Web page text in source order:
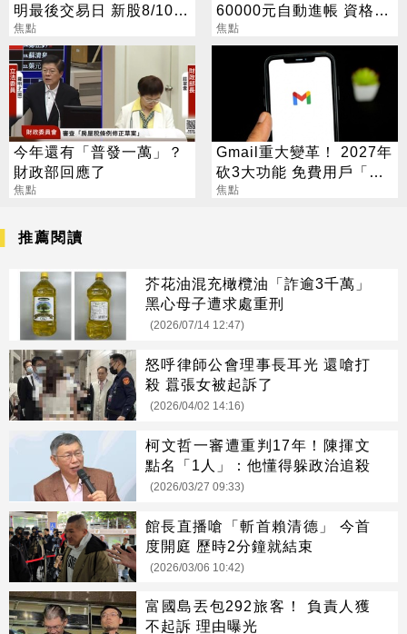
明最後交易日 新股8/10股
價變十分之一
焦點
60000元自動進帳 資格一
次看
焦點
今年還有「普發一萬」？
財政部回應了
焦點
Gmail重大變革！ 2027年
砍3大功能 免費用戶「這
好康」不能用了
焦點
推薦閱讀
芥花油混充橄欖油「詐逾3千萬」
黑心母子遭求處重刑
(2026/07/14 12:47)
怒呼律師公會理事長耳光 還嗆打
殺 囂張女被起訴了
(2026/04/02 14:16)
柯文哲一審遭重判17年！陳揮文
點名「1人」：他懂得躲政治追殺
(2026/03/27 09:33)
館長直播嗆「斬首賴清德」 今首
度開庭 歷時2分鐘就結束
(2026/03/06 10:42)
富國島丟包292旅客！ 負責人獲
不起訴 理由曝光